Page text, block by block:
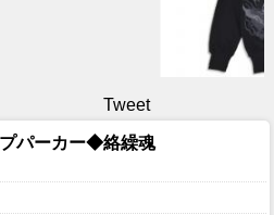
Tweet
パーカー◆絡繰魂